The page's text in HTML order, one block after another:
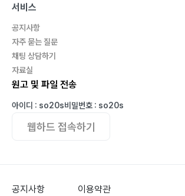
서비스
공지사항
자주 묻는 질문
채팅 상담하기
자료실
원고 및 파일 전송
아이디 : so20s비밀번호 : so20s
웹하드 접속하기
공지사항
이용약관